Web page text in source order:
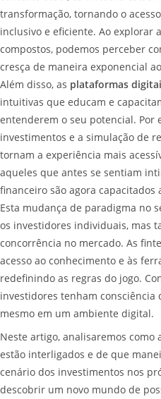
transformação, tornando o
inclusivo e eficiente. Ao explorar
compostos, podemos perceber
cresça de maneira exponencial
Além disso, as plataformas
intuitivas que educam e
entenderem o seu potencial. Por
investimentos e a simulação de
tornam a experiência mais
aqueles que antes se sentiam
financeiro são agora
Esta mudança de paradigma no
os investidores individuais, mas
concorrência no mercado. As
acesso ao conhecimento e às
redefinindo as regras do jogo.
investidores tenham consciência
mesmo em um ambiente digital.
Neste artigo, analisaremos como
estão interligados e de que
cenário dos investimentos nos
descobrir um novo mundo de